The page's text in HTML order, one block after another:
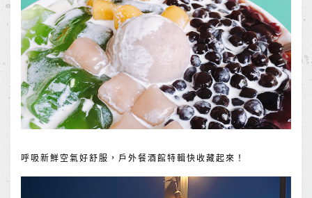
呼吸新鮮空氣好舒服，戶外餐酒館特輯快收藏起來！